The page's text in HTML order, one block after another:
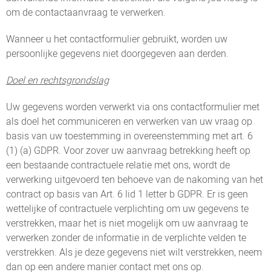
om de contactaanvraag te verwerken.
Wanneer u het contactformulier gebruikt, worden uw
persoonlijke gegevens niet doorgegeven aan derden.
Doel en rechtsgrondslag
Uw gegevens worden verwerkt via ons contactformulier met
als doel het communiceren en verwerken van uw vraag op
basis van uw toestemming in overeenstemming met art. 6
(1) (a) GDPR. Voor zover uw aanvraag betrekking heeft op
een bestaande contractuele relatie met ons, wordt de
verwerking uitgevoerd ten behoeve van de nakoming van het
contract op basis van Art. 6 lid 1 letter b GDPR. Er is geen
wettelijke of contractuele verplichting om uw gegevens te
verstrekken, maar het is niet mogelijk om uw aanvraag te
verwerken zonder de informatie in de verplichte velden te
verstrekken. Als je deze gegevens niet wilt verstrekken, neem
dan op een andere manier contact met ons op.